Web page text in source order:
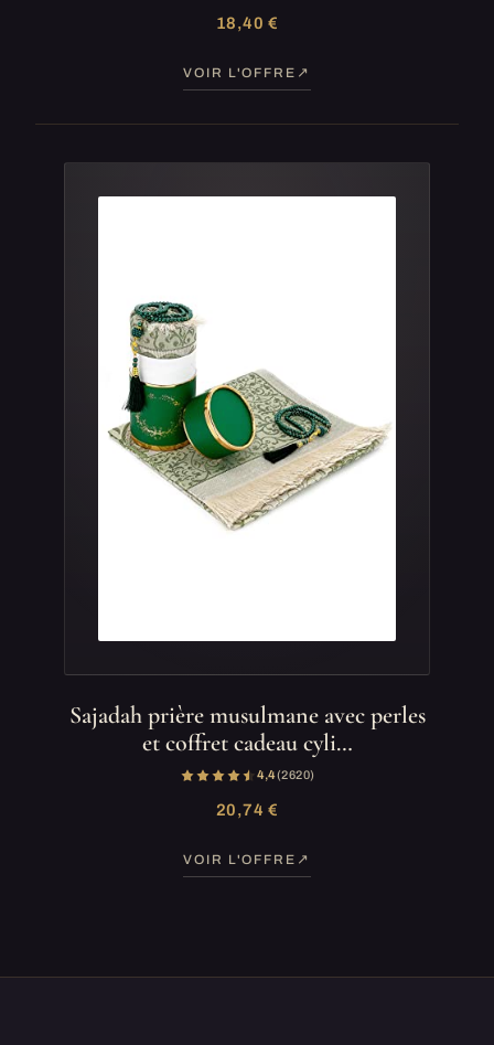
18,40 €
VOIR L'OFFRE
Sajadah prière musulmane avec perles
et coffret cadeau cyli…
4,4(2 620)
20,74 €
VOIR L'OFFRE